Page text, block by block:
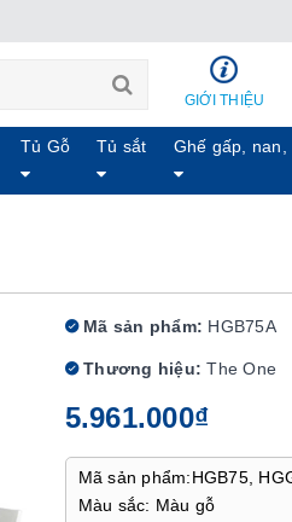
GIỚI THIỆU
Tủ Gỗ Tủ sắt Ghế gấp, nan,
Mã sản phẩm: HGB75A
Thương hiệu: The One
5.961.000₫
Mã sản phẩm:HGB75,
Màu sắc: Màu gỗ